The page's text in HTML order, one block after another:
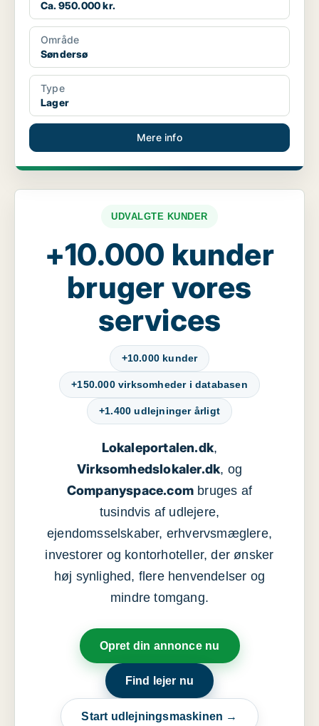
Ca. 950.000 kr.
Område
Søndersø
Type
Lager
Mere info
UDVALGTE KUNDER
+10.000 kunder
bruger vores
services
+10.000 kunder
+150.000 virksomheder i databasen
+1.400 udlejninger årligt
Lokaleportalen.dk,
Virksomhedslokaler.dk, og
Companyspace.com bruges af
tusindvis af udlejere,
ejendomsselskaber, erhvervsmæglere,
investorer og kontorhoteller, der ønsker
høj synlighed, flere henvendelser og
mindre tomgang.
Opret din annonce nu
Find lejer nu
Start udlejningsmaskinen →